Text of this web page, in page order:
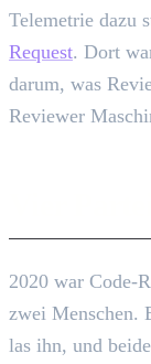
Telemetrie dazu
Request. Dort
darum, was
Reviewer
2020 war Code-
zwei Menschen.
las ihn, und